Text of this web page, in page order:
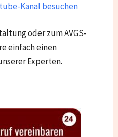
Kanal besuchen
oder zum AVGS-
einfach einen
Experten.